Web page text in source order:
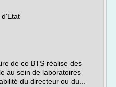
d'Etat
de ce BTS réalise des
au sein de laboratoires
du directeur ou du...